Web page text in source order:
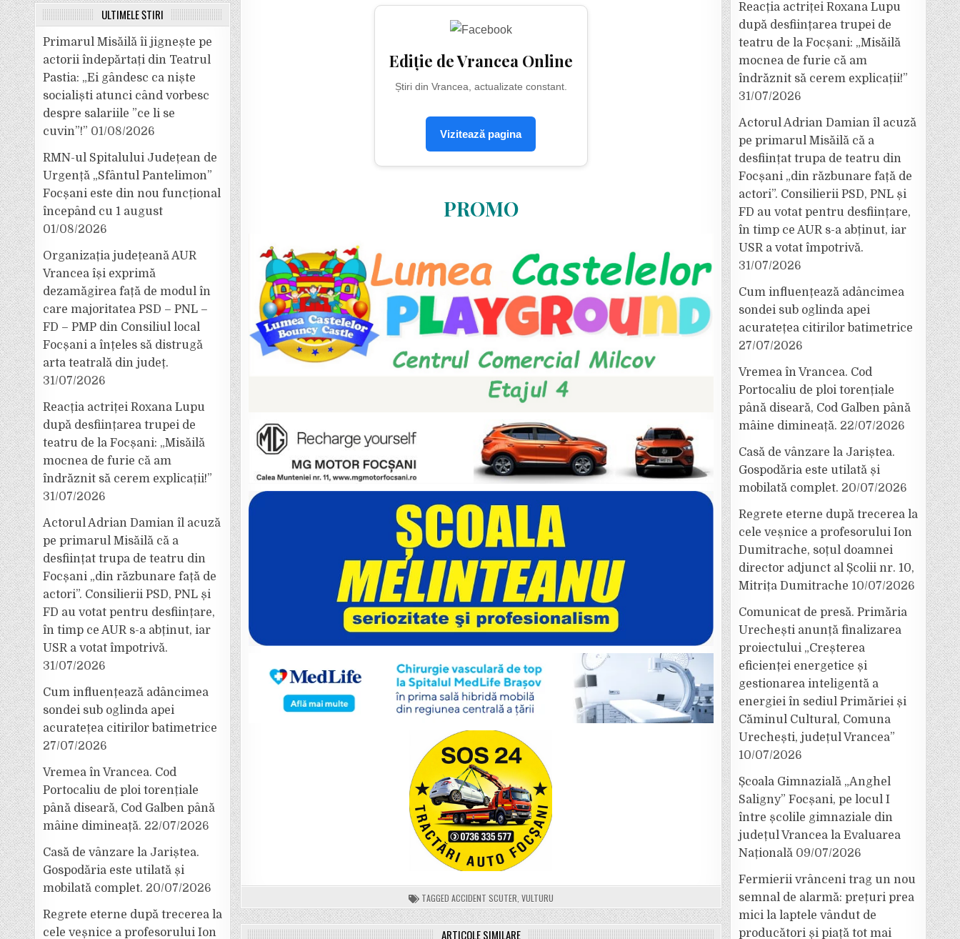
Ediție de Vrancea Online
Știri din Vrancea, actualizate constant.
Vizitează pagina
PROMO
TAGGED ACCIDENT SCUTER VULTURU
ARTICOLE SIMILARE
ULTIMELE ȘTIRI
Primarul Misăilă îi jignește pe
actorii îndepărtați din Teatrul
Pastia: „Ei gândesc ca niște
socialiști atunci când vorbesc
despre salariile ”ce li se
cuvin”!” 01/08/2026
RMN-ul Spitalului Județean de
Urgență „Sfântul Pantelimon”
Focșani este din nou funcțional
începând cu 1 august
01/08/2026
Organizația județeană AUR
Vrancea își exprimă
dezamăgirea față de modul în
care majoritatea PSD – PNL –
FD – PMP din Consiliul local
Focșani a înțeles să distrugă
arta teatrală din județ.
31/07/2026
Reacția actriței Roxana Lupu
după desființarea trupei de
teatru de la Focșani: „Misăilă
mocnea de furie că am
îndrăznit să cerem explicații!”
31/07/2026
Actorul Adrian Damian îl acuză
pe primarul Misăilă că a
desființat trupa de teatru din
Focșani „din răzbunare față de
actori”. Consilierii PSD, PNL și
FD au votat pentru desființare,
în timp ce AUR s-a abținut, iar
USR a votat împotrivă.
31/07/2026
Cum influențează adâncimea
sondei sub oglinda apei
acuratețea citirilor batimetrice
27/07/2026
Vremea în Vrancea. Cod
Portocaliu de ploi torențiale
până diseară, Cod Galben până
mâine dimineață. 22/07/2026
Casă de vânzare la Jariștea.
Gospodăria este utilată și
mobilată complet. 20/07/2026
Regrete eterne după trecerea la
cele veșnice a profesorului Ion
Reacția actriței Roxana Lupu
după desființarea trupei de
teatru de la Focșani: „Misăilă
mocnea de furie că am
îndrăznit să cerem explicații!”
31/07/2026
Actorul Adrian Damian îl acuză
pe primarul Misăilă că a
desființat trupa de teatru din
Focșani „din răzbunare față de
actori”. Consilierii PSD, PNL și
FD au votat pentru desființare,
în timp ce AUR s-a abținut, iar
USR a votat împotrivă.
31/07/2026
Cum influențează adâncimea
sondei sub oglinda apei
acuratețea citirilor batimetrice
27/07/2026
Vremea în Vrancea. Cod
Portocaliu de ploi torențiale
până diseară, Cod Galben până
mâine dimineață. 22/07/2026
Casă de vânzare la Jariștea.
Gospodăria este utilată și
mobilată complet. 20/07/2026
Regrete eterne după trecerea la
cele veșnice a profesorului Ion
Dumitrache, soțul doamnei
director adjunct al Școlii nr. 10,
Mitrița Dumitrache 10/07/2026
Comunicat de presă. Primăria
Urechești anunță finalizarea
proiectului „Creșterea
eficienței energetice și
gestionarea inteligentă a
energiei în sediul Primăriei și
Căminul Cultural, Comuna
Urechești, județul Vrancea”
10/07/2026
Școala Gimnazială „Anghel
Saligny” Focșani, pe locul I
între școlile gimnaziale din
județul Vrancea la Evaluarea
Națională 09/07/2026
Fermierii vrânceni trag un nou
semnal de alarmă: prețuri prea
mici la laptele vândut de
producători și piață tot mai